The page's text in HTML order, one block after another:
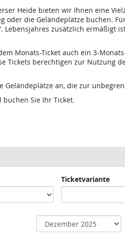
Heide bieten wir Ihnen eine
oder die Geländeplätze buchen.
zusätzlich ermäßigt
Monats-Ticket auch ein 3-
Tickets berechtigen zur Nutzung
Geländeplätze an, die zur
Sie Ihr Ticket.
Ticketvariante